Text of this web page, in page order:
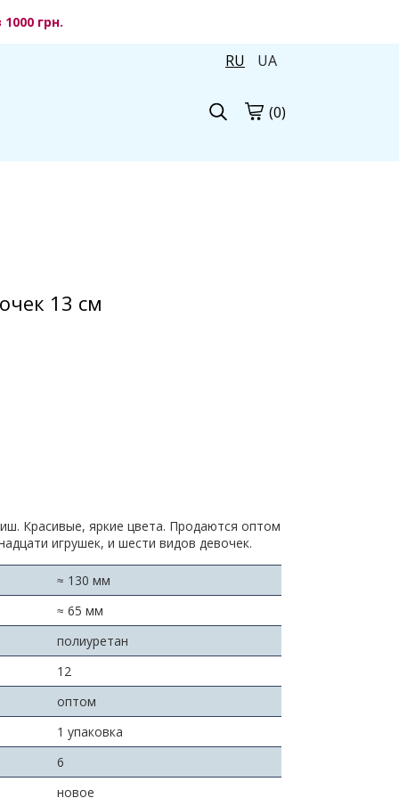
грн.
RU
UA
(0)
13 см
Красивые, яркие цвета. Продаются оптом
игрушек, и шести видов девочек.
≈ 130 мм
≈ 65 мм
полиуретан
12
оптом
1 упаковка
6
новое